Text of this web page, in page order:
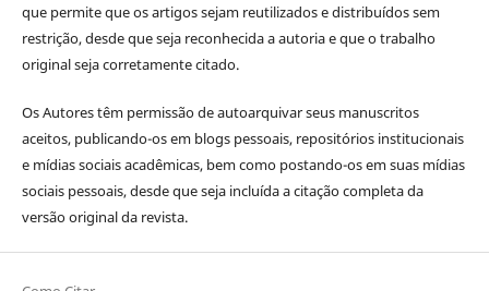
que permite que os artigos sejam reutilizados e distribuídos sem
restrição, desde que seja reconhecida a autoria e que o trabalho
original seja corretamente citado.
Os Autores têm permissão de autoarquivar seus manuscritos
aceitos, publicando-os em blogs pessoais, repositórios institucionais
e mídias sociais acadêmicas, bem como postando-os em suas mídias
sociais pessoais, desde que seja incluída a citação completa da
versão original da revista.